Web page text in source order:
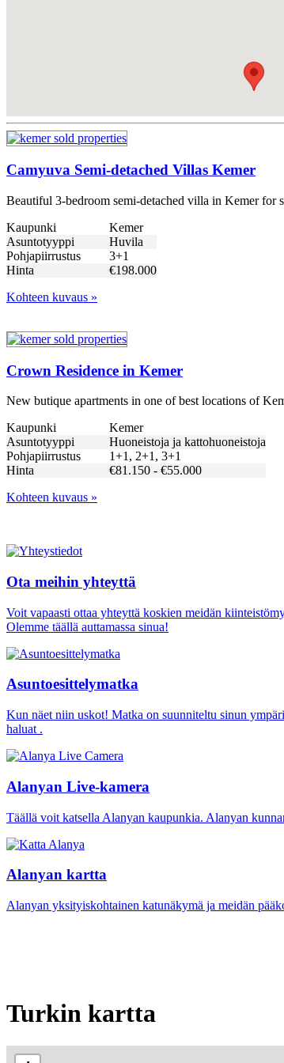
Camyuva Semi-detached Villas Kemer
Beautiful 3-bedroom semi-detached villa in Kemer for
Kaupunki
Kemer
Asuntotyyppi
Huvila
Pohjapiirrustus
3+1
Hinta
€198.000
Kohteen kuvaus »
Crown Residence in Kemer
New butique apartments in one of best locations of
Kaupunki
Kemer
Asuntotyyppi
Huoneistoja ja kattohuoneistoja
Pohjapiirrustus
1+1, 2+1, 3+1
Hinta
€81.150 - €55.000
Kohteen kuvaus »
Ota meihin yhteyttä
Voit vapaasti ottaa yhteyttä koskien meidän
Olemme täällä auttamassa sinua!
Asuntoesittelymatka
Kun näet niin uskot! Matka on suunniteltu sinun
haluat .
Alanyan Live-kamera
Täällä voit katsella Alanyan kaupunkia. Alanyan
Alanyan kartta
Alanyan yksityiskohtainen katunäkymä ja meidän
Turkin kartta